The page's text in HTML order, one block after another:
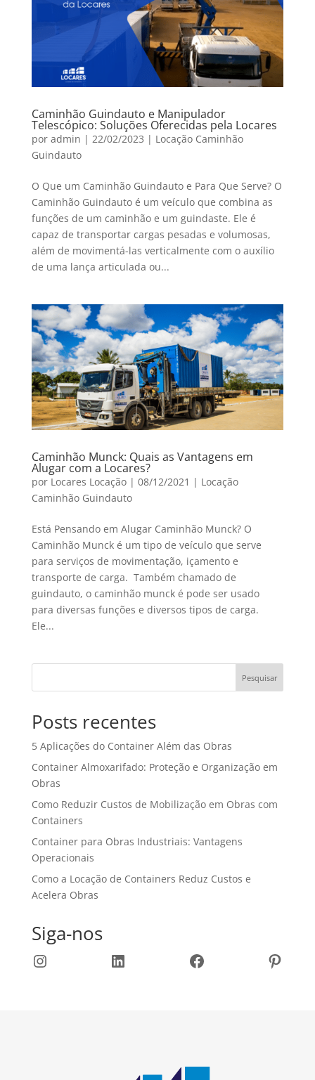
Caminhão Guindauto e Manipulador
Telescópico: Soluções Oferecidas pela Locares
por admin | 22/02/2023 | Locação Caminhão
Guindauto
O Que um Caminhão Guindauto e Para Que Serve? O
Caminhão Guindauto é um veículo que combina as
funções de um caminhão e um guindaste. Ele é
capaz de transportar cargas pesadas e volumosas,
além de movimentá-las verticalmente com o auxílio
de uma lança articulada ou...
Caminhão Munck: Quais as Vantagens em
Alugar com a Locares?
por Locares Locação| 08/12/2021 | Locação
Caminhão Guindauto
Está Pensando em Alugar Caminhão Munck? O
Caminhão Munck é um tipo de veículo que serve
para serviços de movimentação, içamento e
transporte de carga. Também chamado de
guindauto, o caminhão munck é pode ser usado
para diversas funções e diversos tipos de carga.
Ele...
Pesquisar
Posts recentes
5 Aplicações do Container Além das Obras
Container Almoxarifado: Proteção e Organização em
Obras
Como Reduzir Custos de Mobilização em Obras com
Containers
Container para Obras Industriais: Vantagens
Operacionais
Como a Locação de Containers Reduz Custos e
Acelera Obras
Siga-nos
Instagram LinkedIn Facebook